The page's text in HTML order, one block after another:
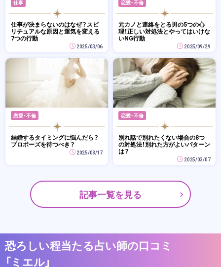
仕事
仕事が決まらないのはなぜ？スピ
リチュアルな原因と運気を変える
7つの行動
2025/03/06
恋愛・不倫
元カノと連絡をとる男の5つの心
理！正しい対処法とやってはいけな
いNG行動
2025/09/29
恋愛・不倫
結婚するタイミングに悩んだら？
プロポーズを待つべき？
2025/08/17
恋愛・不倫
別れ話で別れたくない場合の8つ
の対処法！別れた方がよいパターン
は？
2025/03/07
記事一覧を見る
恐ろしい程当たる占い師の口コミ
「ミエル」